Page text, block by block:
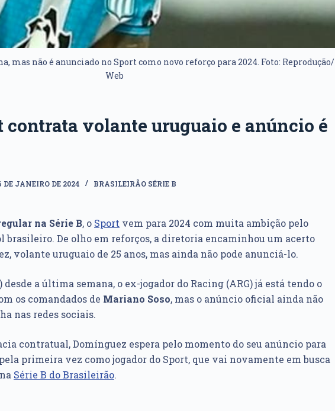
mas não é anunciado no Sport como novo reforço para 2024. Foto: Reprodução/
Web
contrata volante uruguaio e anúncio é
DE JANEIRO DE 2024 BRASILEIRÃO SÉRIE B
na Série B, o Sport vem para 2024 com muita ambição pelo
brasileiro. De olho em reforços, a diretoria encaminhou um acerto
volante uruguaio de 25 anos, mas ainda não pode anunciá-lo.
desde a última semana, o ex-jogador do Racing (ARG) já está tendo o
os comandados de Mariano Soso, mas o anúncio oficial ainda não
nas redes sociais.
contratual, Domínguez espera pelo momento do seu anúncio para
primeira vez como jogador do Sport, que vai novamente em busca
Série B do Brasileirão.